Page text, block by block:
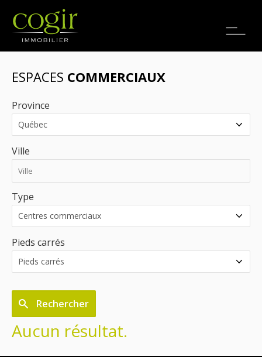
Emplois
ESPACES COMMERCIAUX
Province
Ville
Type
Pieds carrés
Rechercher
Aucun résultat.